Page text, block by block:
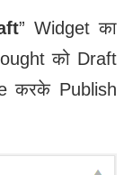
” Widget का
को Draft
करके Publish